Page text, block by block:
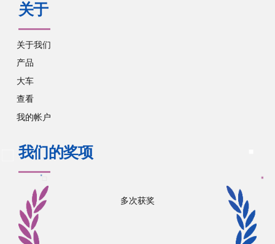
关于
关于我们
产品
大车
查看
我的帐户
我们的奖项
多次获奖